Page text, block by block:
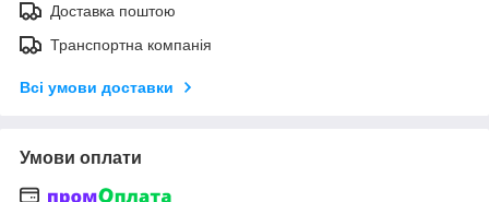
Доставка поштою
Транспортна компанія
Всі умови доставки
Умови оплати